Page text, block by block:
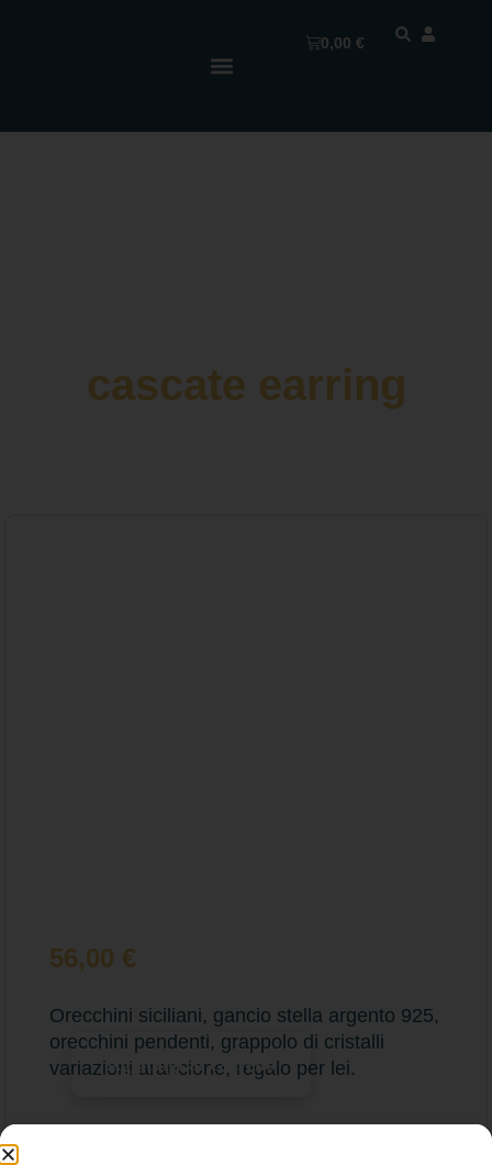
0,00€
cascate earring
56,00 €
Orecchini siciliani, gancio stella argento 925,
orecchini pendenti, grappolo di cristalli
variazioni arancione, regalo per lei.
Aggiungi al carrello